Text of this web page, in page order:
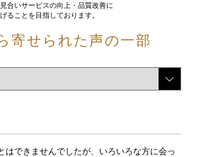
合いサービスの向上・品質改善に
ることを目指しております。
寄せられた声の一部
はできませんでしたが、いろいろな方に会っ